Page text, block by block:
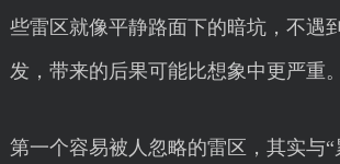
些雷区就像平静路面下的暗坑，不遇
发，带来的后果可能比想象中更严重。
第一个容易被人忽略的雷区，其实与“